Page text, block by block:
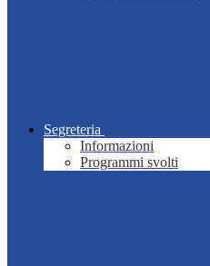
Segreteria
Informazioni
Programmi svolti